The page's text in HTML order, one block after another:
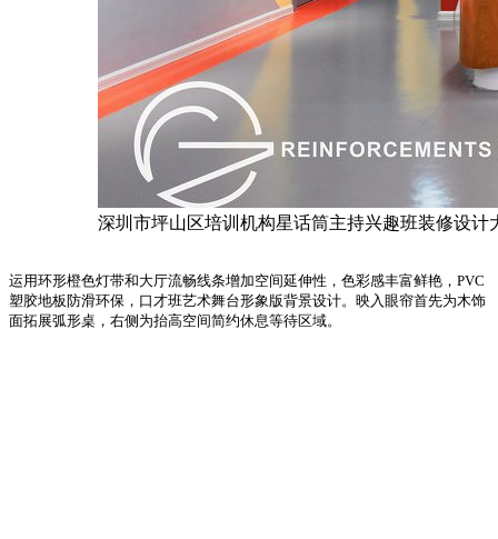
深圳市坪山区培训机构星话筒主持兴趣班装修设计
运用环形橙色灯带和大厅流畅线条增加空间延伸性，色彩感丰富鲜艳，PVC
塑胶地板防滑环保，口才班艺术舞台形象版背景设计。映入眼帘首先为木饰
面拓展弧形桌，右侧为抬高空间简约休息等待区域。